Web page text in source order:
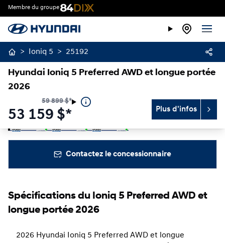
Membre du groupe
> Ioniq 5 > 25192
Hyundai Ioniq 5 Preferred AWD et longue portée
2026
59 899$*
53 159 $* Plus d'infos
ArrêterPrécédent
Suivant
Contactez le concessionnaire
Spécifications du Ioniq 5 Preferred AWD et
longue portée 2026
2026 Hyundai Ioniq 5 Preferred AWD et longue